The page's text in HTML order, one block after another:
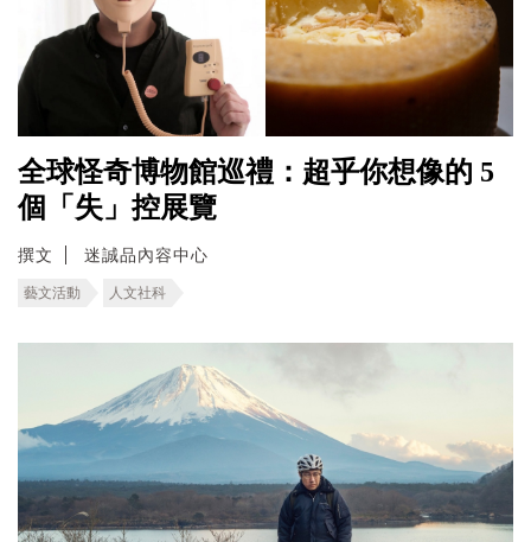
全球怪奇博物館巡禮：超乎你想像的 5
個「失」控展覽
撰文 迷誠品內容中心
藝文活動 人文社科